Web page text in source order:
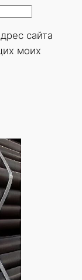
сайта
моих